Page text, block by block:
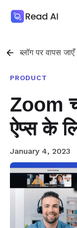
ब्लॉग पर वापस जाएँ
PRODUCT
Zoom
ऐप्स के
January 4, 2023